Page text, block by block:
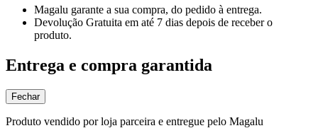
Magalu garante a sua compra, do pedido à entrega.
Devolução Gratuita em até 7 dias depois de receber o
produto.
Entrega e compra garantida
Fechar
Produto vendido por loja parceira e entregue pelo Magalu